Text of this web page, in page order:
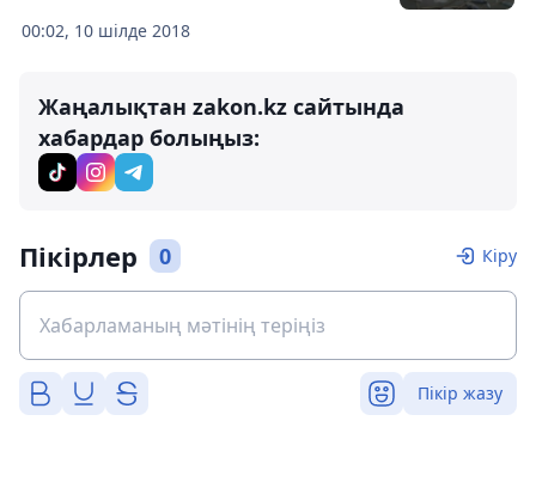
00:02, 10 шілде 2018
Жаңалықтан zakon.kz сайтында
хабардар болыңыз:
Пікірлер 0 Кіру
Пікір жазу